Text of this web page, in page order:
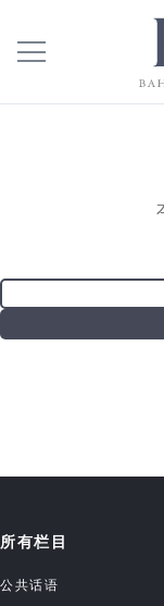
所有栏目
公共话语